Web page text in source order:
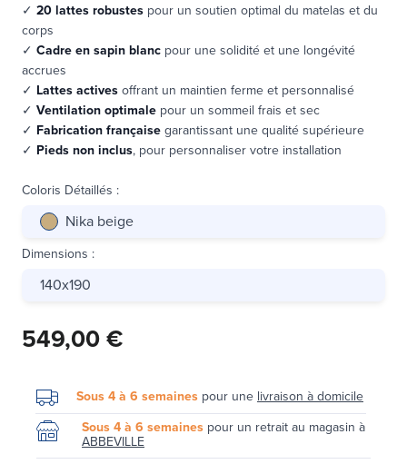
✓ 20 lattes robustes pour un soutien optimal du matelas et du
corps
✓ Cadre en sapin blanc pour une solidité et une longévité
accrues
✓ Lattes activesoffrant un maintien ferme et personnalisé
✓ Ventilation optimale pour un sommeil frais et sec
✓ Fabrication françaisegarantissant une qualité supérieure
✓ Pieds non inclus, pour personnaliser votre installation
Coloris Détaillés :
Nika beige
Dimensions :
140x190
549,00 €
Sous 4 à 6 semaines pour une livraison à domicile
Sous 4 à 6 semaines pour un retrait au magasin à
ABBEVILLE